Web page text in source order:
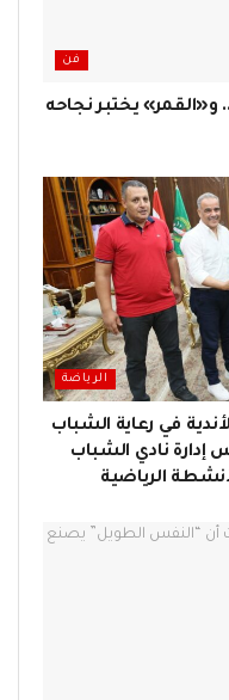
فن
يختبر نجاحه
الرياضة
في رعاية الشباب
نادي الشباب
الرياضية